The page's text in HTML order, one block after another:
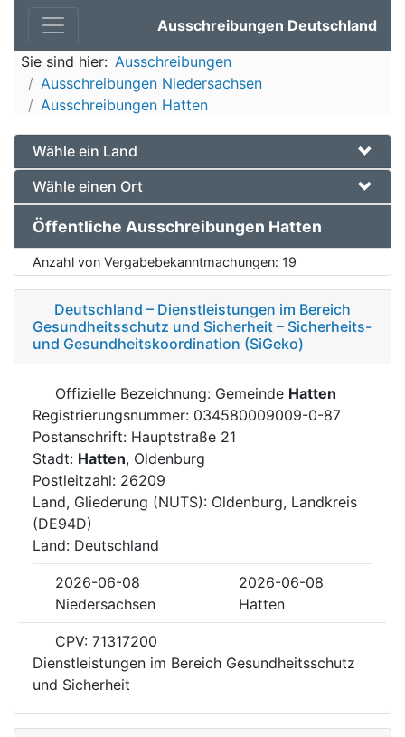
Ausschreibungen Deutschland
Sie sind hier: Ausschreibungen
Ausschreibungen Niedersachsen
Ausschreibungen Hatten
Wähle ein Land
Wähle einen Ort
Öffentliche Ausschreibungen Hatten
Anzahl von Vergabebekanntmachungen: 19
Deutschland – Dienstleistungen im Bereich
Gesundheitsschutz und Sicherheit – Sicherheits-
und Gesundheitskoordination (SiGeko)
Offizielle Bezeichnung: Gemeinde Hatten
Registrierungsnummer: 034580009009-0-87
Postanschrift: Hauptstraße 21
Stadt: Hatten, Oldenburg
Postleitzahl: 26209
Land, Gliederung (NUTS): Oldenburg, Landkreis
(DE94D)
Land: Deutschland
2026-06-08
2026-06-08
Niedersachsen
Hatten
CPV: 71317200
Dienstleistungen im Bereich Gesundheitsschutz
und Sicherheit